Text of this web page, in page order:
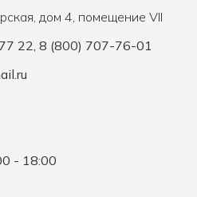
дом 4, помещение VII
22, 8 (800) 707-76-01
- 18:00